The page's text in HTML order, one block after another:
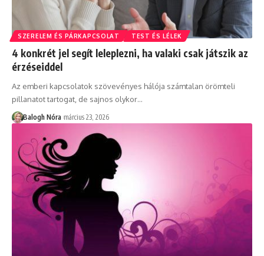
SZERELEM ÉS PÁRKAPCSOLAT TEST ÉS LÉLEK
4 konkrét jel segít leleplezni, ha valaki csak játszik az
érzéseiddel
Az emberi kapcsolatok szövevényes hálója számtalan örömteli
pillanatot tartogat, de sajnos olykor…
Balogh Nóra március 23, 2026